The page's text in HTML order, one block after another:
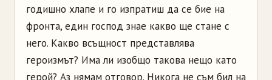
годишно хлапе и го изпратиш да се бие на
фронта, един господ знае какво ще стане с
него. Какво всъщност представлява
героизмът? Има ли изобщо такова нещо като
герой? Аз нямам отговор. Никога не съм бил на